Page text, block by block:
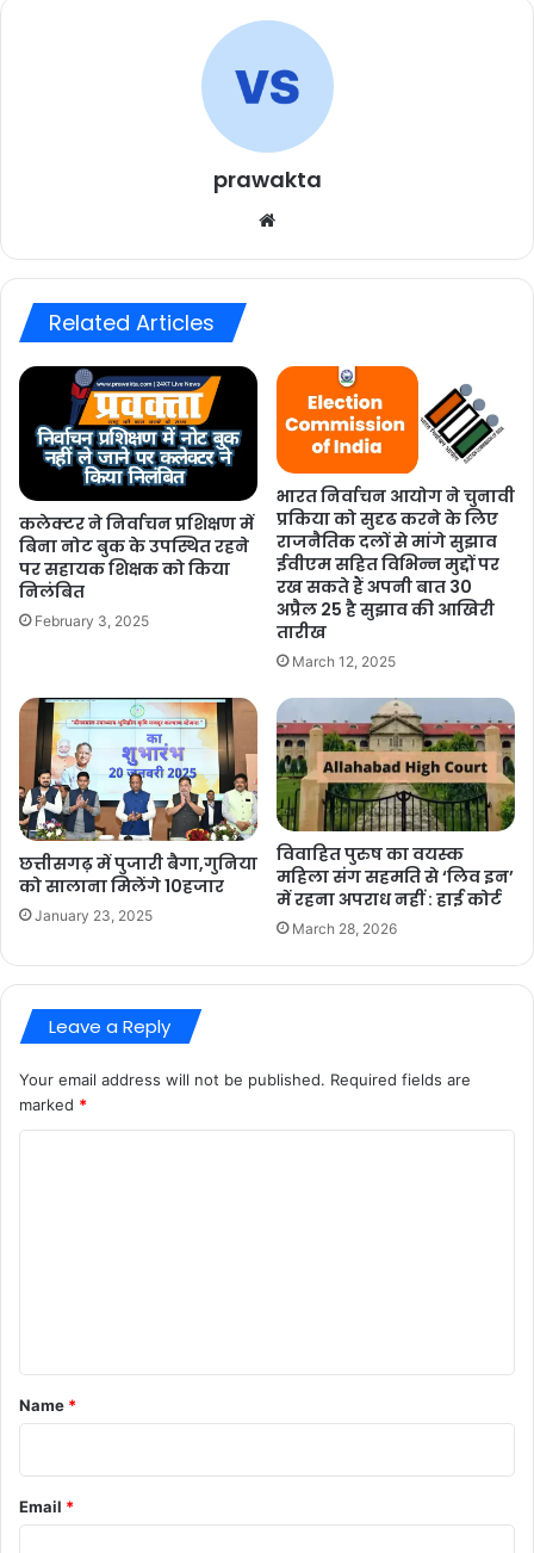
prawakta
Related Articles
कलेक्टर ने निर्वाचन प्रशिक्षण में
बिना नोट बुक के उपस्थित रहने
पर सहायक शिक्षक को किया
निलंबित
February 3, 2025
भारत निर्वाचन आयोग ने चुनावी
प्रकिया को सुदृढ करने के लिए
राजनैतिक दलों से मांगे सुझाव
ईवीएम सहित विभिन्न मुद्दों पर
रख सकते हैं अपनी बात 30
अप्रैल 25 है सुझाव की आखिरी
तारीख
March 12, 2025
छत्तीसगढ़ में पुजारी बैगा,गुनिया
को सालाना मिलेंगे 10हजार
January 23, 2025
विवाहित पुरुष का वयस्क
महिला संग सहमति से ‘लिव इन’
में रहना अपराध नहीं : हाई कोर्ट
March 28, 2026
Leave a Reply
Your email address will not be published. Required fields are
marked *
*
Name *
Email *